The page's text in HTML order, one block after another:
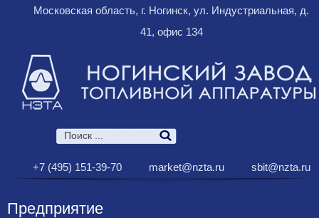
Московская область, г. Ногинск, ул. Индустриальная, д.
41, офис 134
+7 (495) 151-39-70 market@nzta.ru sbit@nzta.ru
Предприятие